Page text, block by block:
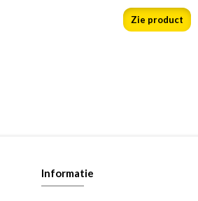
Zie product
Informatie